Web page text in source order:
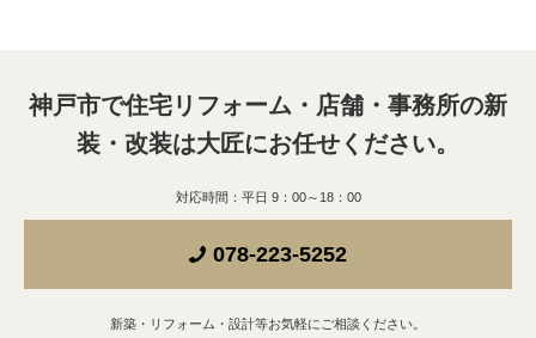
神戸市で住宅リフォーム・店舗・事務所の新
装・改装は大匠にお任せください。
対応時間：平日 9：00～18：00
078-223-5252
新築・リフォーム・設計等お気軽にご相談ください。